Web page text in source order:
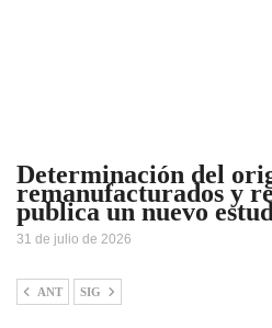
Determinación del
remanufacturados y
publica un nuevo
31 de julio de 2026
ANT SIG